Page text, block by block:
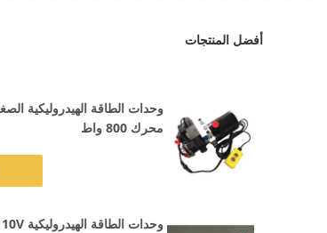
أفضل المنتجات
محرك 800 واط
وحدات الطاقة الهيدروليكية AC110V